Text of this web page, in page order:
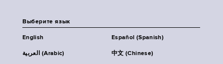
Выберите язык
English Español (Spanish)
العربية (Arabic) 中文 (Chinese)